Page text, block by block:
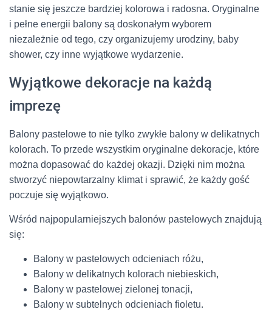
stanie się jeszcze bardziej kolorowa i radosna. Oryginalne
i pełne energii balony są doskonałym wyborem
niezależnie od tego, czy organizujemy urodziny, baby
shower, czy inne wyjątkowe wydarzenie.
Wyjątkowe dekoracje na każdą
imprezę
Balony pastelowe to nie tylko zwykłe balony w delikatnych
kolorach. To przede wszystkim oryginalne dekoracje, które
można dopasować do każdej okazji. Dzięki nim można
stworzyć niepowtarzalny klimat i sprawić, że każdy gość
poczuje się wyjątkowo.
Wśród najpopularniejszych balonów pastelowych znajdują
się:
Balony w pastelowych odcieniach różu,
Balony w delikatnych kolorach niebieskich,
Balony w pastelowej zielonej tonacji,
Balony w subtelnych odcieniach fioletu.